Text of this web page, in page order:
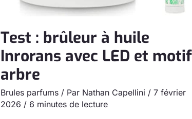
Test : brûleur à huile
Inrorans avec LED et motif
arbre
Brules parfums / Par Nathan Capellini / 7 février
2026 / 6 minutes de lecture